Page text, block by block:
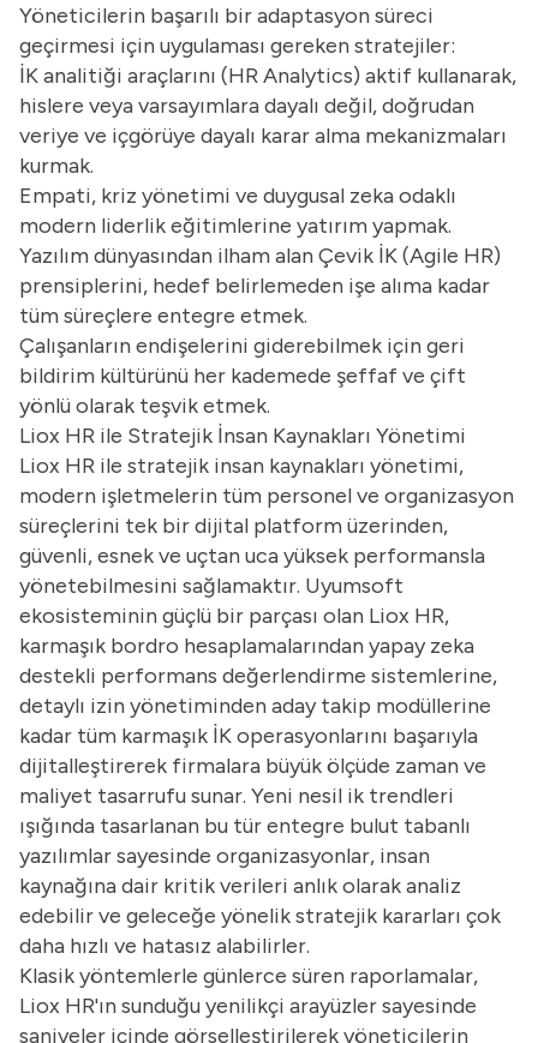
Yöneticilerin başarılı bir adaptasyon süreci
geçirmesi için uygulaması gereken stratejiler:
İK analitiği araçlarını (HR Analytics) aktif kullanarak,
hislere veya varsayımlara dayalı değil, doğrudan
veriye ve içgörüye dayalı karar alma mekanizmaları
kurmak.
Empati, kriz yönetimi ve duygusal zeka odaklı
modern liderlik eğitimlerine yatırım yapmak.
Yazılım dünyasından ilham alan Çevik İK (Agile HR)
prensiplerini, hedef belirlemeden işe alıma kadar
tüm süreçlere entegre etmek.
Çalışanların endişelerini giderebilmek için geri
bildirim kültürünü her kademede şeffaf ve çift
yönlü olarak teşvik etmek.
Liox HR ile Stratejik İnsan Kaynakları Yönetimi
Liox HR ile stratejik insan kaynakları yönetimi,
modern işletmelerin tüm personel ve organizasyon
süreçlerini tek bir dijital platform üzerinden,
güvenli, esnek ve uçtan uca yüksek performansla
yönetebilmesini sağlamaktır. Uyumsoft
ekosisteminin güçlü bir parçası olan Liox HR,
karmaşık bordro hesaplamalarından yapay zeka
destekli performans değerlendirme sistemlerine,
detaylı izin yönetiminden aday takip modüllerine
kadar tüm karmaşık İK operasyonlarını başarıyla
dijitalleştirerek firmalara büyük ölçüde zaman ve
maliyet tasarrufu sunar. Yeni nesil ik trendleri
ışığında tasarlanan bu tür entegre bulut tabanlı
yazılımlar sayesinde organizasyonlar, insan
kaynağına dair kritik verileri anlık olarak analiz
edebilir ve geleceğe yönelik stratejik kararları çok
daha hızlı ve hatasız alabilirler.
Klasik yöntemlerle günlerce süren raporlamalar,
Liox HR'ın sunduğu yenilikçi arayüzler sayesinde
saniyeler içinde görselleştirilerek yöneticilerin